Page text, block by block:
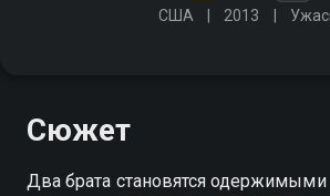
США 2013
Сюжет
Два брата становятся одержимыми